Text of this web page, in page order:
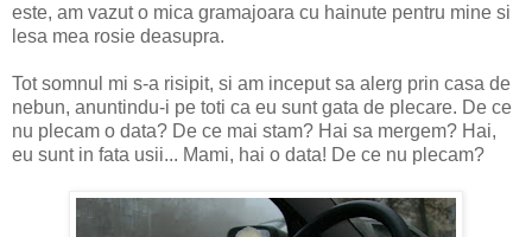
este, am vazut o mica gramajoara cu hainute pentru mine si
lesa mea rosie deasupra.
Tot somnul mi s-a risipit, si am inceput sa alerg prin casa de
nebun, anuntindu-i pe toti ca eu sunt gata de plecare. De ce
nu plecam o data? De ce mai stam? Hai sa mergem? Hai,
eu sunt in fata usii... Mami, hai o data! De ce nu plecam?